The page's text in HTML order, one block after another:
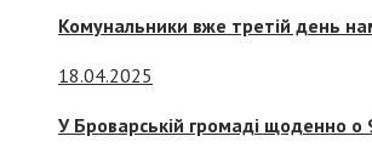
Комунальники вже третій день
18.04.2025
У Броварській громаді щоденно